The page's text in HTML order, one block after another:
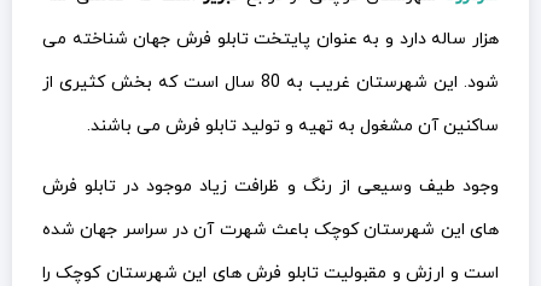
هزار ساله دارد و به عنوان پایتخت تابلو فرش جهان شناخته می
شود. این شهرستان غریب به 80 سال است که بخش کثیری از
ساکنین آن مشغول به تهیه و تولید تابلو فرش می باشند.
وجود طیف وسیعی از رنگ و ظرافت زیاد موجود در تابلو فرش
های این شهرستان کوچک باعث شهرت آن در سراسر جهان شده
است و ارزش و مقبولیت تابلو فرش های این شهرستان کوچک را